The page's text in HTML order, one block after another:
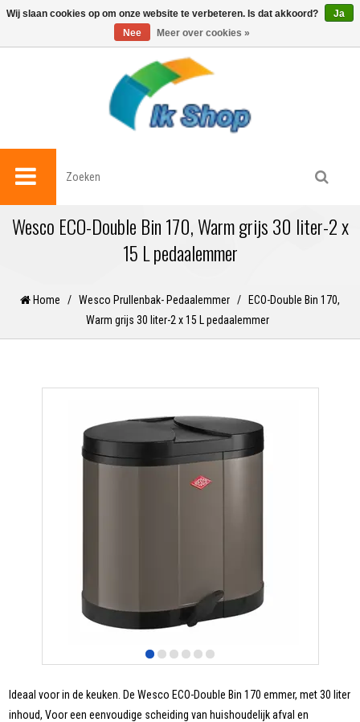
0
Wesco ECO-Double Bin 170, Warm grijs 30 liter-2 x
15 L pedaalemmer
Home / Wesco Prullenbak- Pedaalemmer /
ECO-Double Bin 170,
Warm grijs 30 liter-2 x 15 L pedaalemmer
Ideaal voor in de keuken. De Wesco ECO-Double Bin 170 emmer, met 30 liter
inhoud, Voor een eenvoudige scheiding van huishoudelijk afval en
Wij slaan cookies op om onze website te verbeteren. Is dat akkoord?
Ja
Nee
Meer over cookies »